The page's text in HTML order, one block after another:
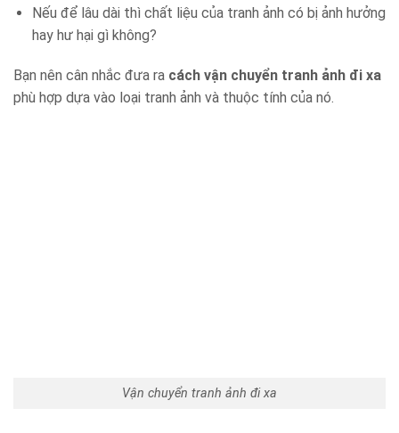
Nếu để lâu dài thì chất liệu của tranh ảnh có bị ảnh hưởng
hay hư hại gì không?
Bạn nên cân nhắc đưa ra cách vận chuyển tranh ảnh đi xa
phù hợp dựa vào loại tranh ảnh và thuộc tính của nó.
Vận chuyển tranh ảnh đi xa